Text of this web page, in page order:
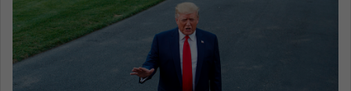
l